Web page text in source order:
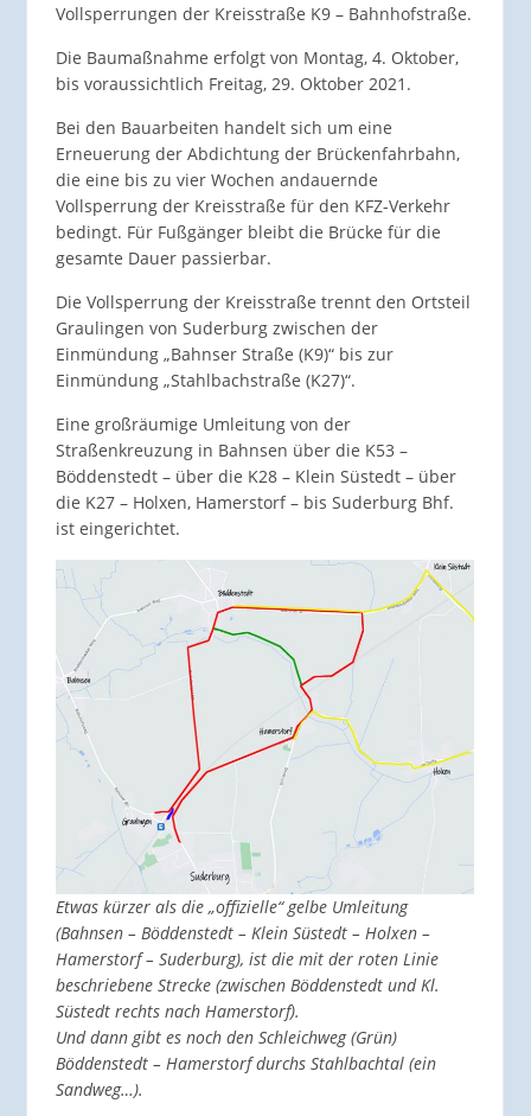
Vollsperrungen der Kreisstraße K9 – Bahnhofstraße.
Die Baumaßnahme erfolgt von Montag, 4. Oktober,
bis voraussichtlich Freitag, 29. Oktober 2021.
Bei den Bauarbeiten handelt sich um eine
Erneuerung der Abdichtung der Brückenfahrbahn,
die eine bis zu vier Wochen andauernde
Vollsperrung der Kreisstraße für den KFZ-Verkehr
bedingt. Für Fußgänger bleibt die Brücke für die
gesamte Dauer passierbar.
Die Vollsperrung der Kreisstraße trennt den Ortsteil
Graulingen von Suderburg zwischen der
Einmündung „Bahnser Straße (K9)“ bis zur
Einmündung „Stahlbachstraße (K27)“.
Eine großräumige Umleitung von der
Straßenkreuzung in Bahnsen über die K53 –
Böddenstedt – über die K28 – Klein Süstedt – über
die K27 – Holxen, Hamerstorf – bis Suderburg Bhf.
ist eingerichtet.
Etwas kürzer als die „offizielle“ gelbe Umleitung
(Bahnsen – Böddenstedt – Klein Süstedt – Holxen –
Hamerstorf – Suderburg), ist die mit der roten Linie
beschriebene Strecke (zwischen Böddenstedt und Kl.
Süstedt rechts nach Hamerstorf).
Und dann gibt es noch den Schleichweg (Grün)
Böddenstedt – Hamerstorf durchs Stahlbachtal (ein
Sandweg…).